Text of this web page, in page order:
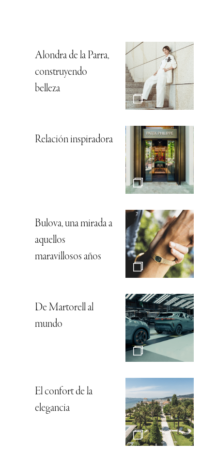
Alondra de la Parra,
construyendo
belleza
Relación inspiradora
Bulova, una mirada a
aquellos
maravillosos años
De Martorell al
mundo
El confort de la
elegancia